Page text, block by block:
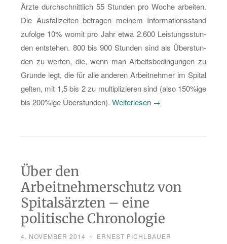
Ärzte durch­schnitt­lich 55 Stun­den pro Woche ar­bei­ten.
Die Aus­fall­zei­ten be­tra­gen mei­nem In­for­ma­ti­ons­stand
zu­fol­ge 10% womit pro Jahr etwa 2.600 Leis­tungs­stun­
den ent­ste­hen. 800 bis 900 Stun­den sind als Über­stun­
den zu wer­ten, die, wenn man Ar­beits­be­din­gun­gen zu
Grun­de legt, die für alle an­de­ren Ar­beit­neh­mer im Spi­tal
gel­ten, mit 1,5 bis 2 zu mul­ti­pli­zie­ren sind (also 150%ige
bis 200%ige Über­stun­den). Wei­ter­le­sen „Was
ge-
Ärz­
te-
Ein­
→
Über den
Arbeitnehmerschutz von
Spitalsärzten – eine
politische Chronologie
4. NOVEMBER 2014 ~ ERNEST PICHLBAUER